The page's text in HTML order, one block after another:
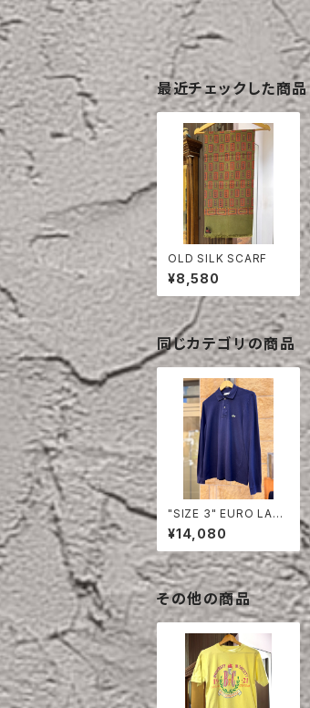
最近チェックした商品
OLD SILK SCARF
¥8,580
同じカテゴリの商品
"SIZE 3" EURO LAC
OSTE POLO SHIRT
LONG SLEEVE
¥14,080
その他の商品